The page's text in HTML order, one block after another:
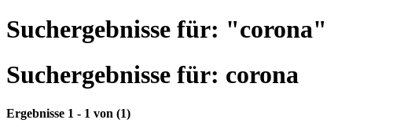
Suchergebnisse für: "corona"
Suchergebnisse für: corona
Ergebnisse 1 - 1 von (1)